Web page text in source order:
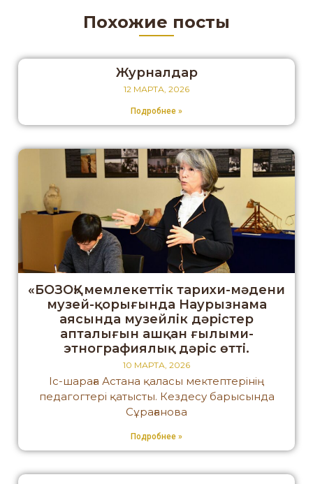
Похожие посты
Журналдар
12 МАРТА, 2026
Подробнее »
«БОЗОҚ» мемлекеттік тарихи-мәдени
музей-қорығында Наурызнама
аясында музейлік дәрістер
апталығын ашқан ғылыми-
этнографиялық дәріс өтті.
10 МАРТА, 2026
Іс-шараға Астана қаласы мектептерінің
педагогтері қатысты. Кездесу барысында
Сұрағанова
Подробнее »